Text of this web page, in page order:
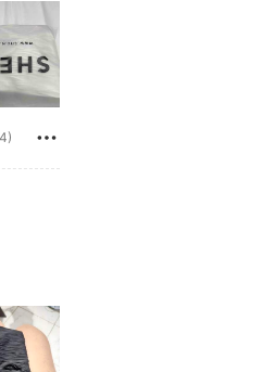
16Y